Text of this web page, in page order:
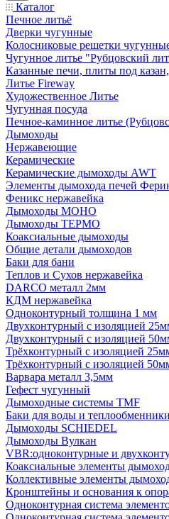
Каталог
Печное литьё
Дверки чугунные
Колосниковые решетки
Чугунное литье "Рубцовский
Казанные печи, плиты под
Литье Fireway
Художественное Литье
Чугунная посуда
Печное-каминное литье
Дымоходы
Нержавеющие
Керамические
Керамические дымоходы AWT
Элементы дымохода печей
Феникс нержавейка
Дымоходы МОНО
Дымоходы ТЕРМО
Коаксиальные дымоходы
Общие детали дымоходов
Баки для бани
Теплов и Сухов нержавейка
DARCO металл 2мм
КДМ нержавейка
Одноконтурный толщина 1 мм
Двухконтурный с изоляцией
Двухконтурный с изоляцией
Трёхконтурный с изоляцией
Трёхконтурный с изоляцией
Варвара металл 3,5мм
Гефест чугунный
Дымоходные системы TMF
Баки для воды и теплообменники
Дымоходы SCHIEDEL
Дымоходы Вулкан
VBR:одноконтурные и
Коаксиальные элементы
Коллективные элементы
Кронштейны и основания к
Одноконтурная система